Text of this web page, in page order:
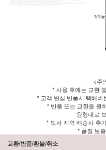
<주
* 사용 후에는 교환
* 고객 변심 반품시 택배비
* 반품 또는 교환을 원
원형대로
* 도서 지역 배송시 추
* 품질 보
교환/반품/환불/취소